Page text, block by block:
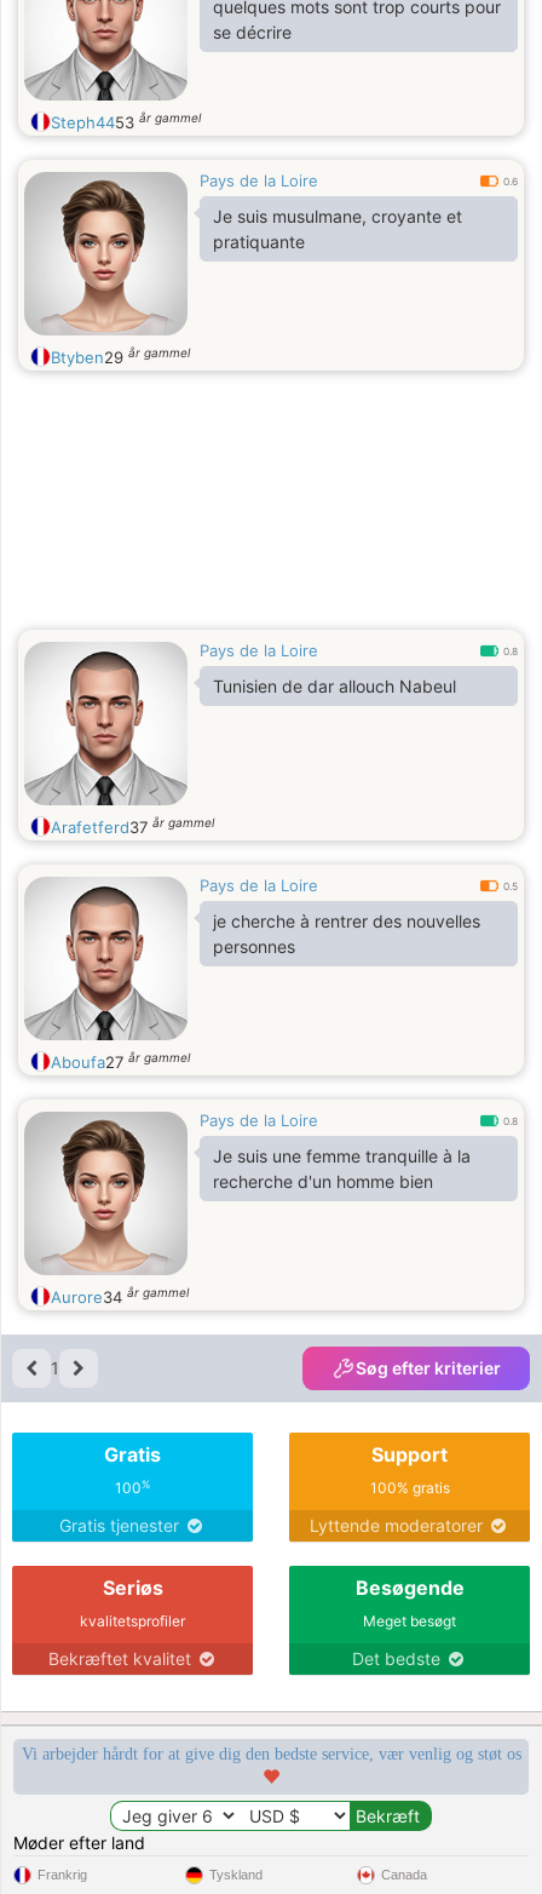
quelques mots sont trop courts pour
se décrire
Steph4453 år gammel
Pays de la Loire 0.6
Je suis musulmane, croyante et
pratiquante
Btyben29 år gammel
Pays de la Loire 0.8
Tunisien de dar allouch Nabeul
Arafetferd37 år gammel
Pays de la Loire 0.5
je cherche à rentrer des nouvelles
personnes
Aboufa27 år gammel
Pays de la Loire 0.8
Je suis une femme tranquille à la
recherche d'un homme bien
Aurore34 år gammel
1 Søg efter kriterier
Gratis
100%
Gratis tjenester
Support
100% gratis
Lyttende moderatorer
Seriøs
kvalitetsprofiler
Bekræftet kvalitet
Besøgende
Meget besøgt
Det bedste
Vi arbejder hårdt for at give dig den bedste service, vær venlig og støt os
Møder efter land
Frankrig Tyskland Canada